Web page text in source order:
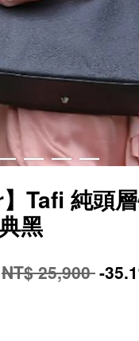
】Tafi 純頭
黑
NT$ 25,900-